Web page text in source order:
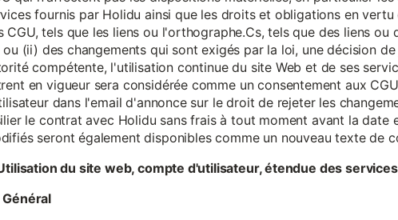
fournis par Holidu ainsi que les droits et obligations en
CGU, tels que les liens ou l'orthographe.Cs, tels que des liens
ou (ii) des changements qui sont exigés par la loi, une décision
compétente, l'utilisation continue du site Web et de ses
en vigueur sera considérée comme un consentement aux
dans l'email d'annonce sur le droit de rejeter les
le contrat avec Holidu sans frais à tout moment avant la date
seront également disponibles comme un nouveau texte de
du site web, compte d'utilisateur, étendue des services
Général